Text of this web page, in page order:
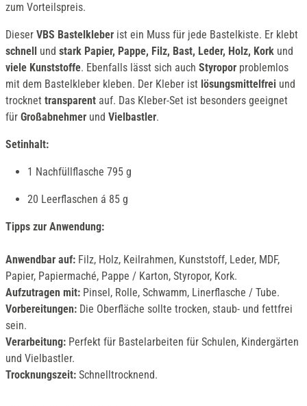
zum Vorteilspreis.
Dieser VBS Bastelkleber ist ein Muss für jede Bastelkiste. Er klebt
schnell und stark Papier, Pappe, Filz, Bast, Leder, Holz, Kork und
viele Kunststoffe. Ebenfalls lässt sich auch Styropor problemlos
mit dem Bastelkleber kleben. Der Kleber ist lösungsmittelfrei und
trocknet transparent auf. Das Kleber-Set ist besonders geeignet
für Großabnehmer und Vielbastler.
Setinhalt:
1 Nachfüllflasche 795 g
20 Leerflaschen á 85 g
Tipps zur Anwendung:
Anwendbar auf: Filz, Holz, Keilrahmen, Kunststoff, Leder, MDF,
Papier, Papiermaché, Pappe / Karton, Styropor, Kork.
Aufzutragen mit: Pinsel, Rolle, Schwamm, Linerflasche / Tube.
Vorbereitungen: Die Oberfläche sollte trocken, staub- und fettfrei
sein.
Verarbeitung: Perfekt für Bastelarbeiten für Schulen, Kindergärten
und Vielbastler.
Trocknungszeit: Schnelltrocknend.